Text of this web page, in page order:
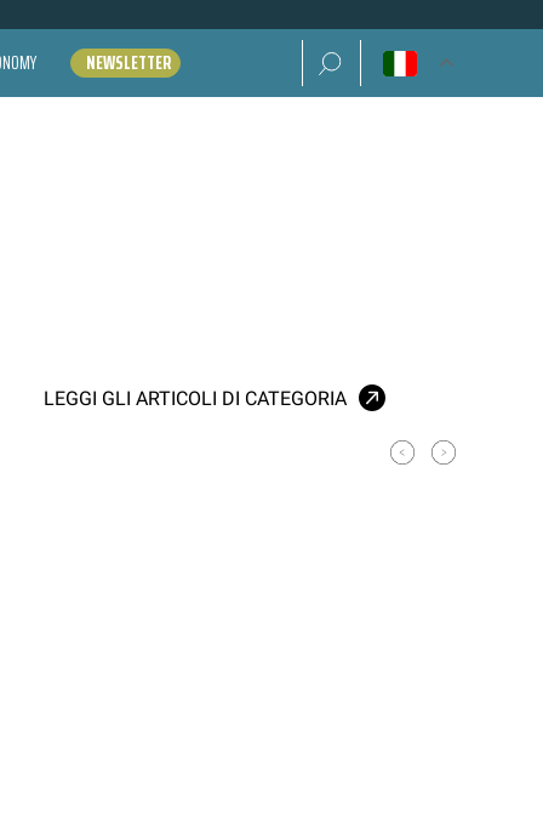
NEWSLETTER Ricerca per:
LEGGI GLI ARTICOLI DI CATEGORIA